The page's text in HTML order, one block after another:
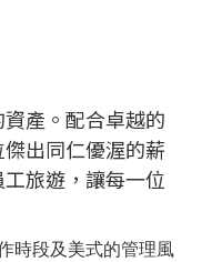
產。配合卓越的
出同仁優渥的薪
旅遊，讓每一位
時段及美式的管理風